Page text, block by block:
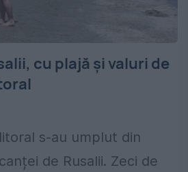
cu plajă și valuri de
s-au umplut din
de Rusalii. Zeci de